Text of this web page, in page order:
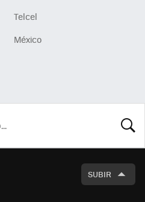
Telcel
México
SUBIR